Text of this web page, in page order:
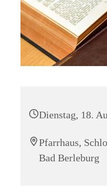
Dienstag, 18.
Pfarrhaus,
Bad Berleburg